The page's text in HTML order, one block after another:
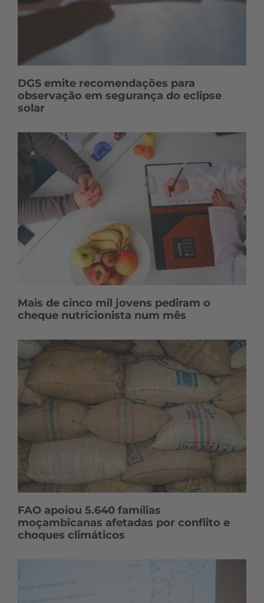
DGS emite recomendações para
observação em segurança do eclipse
solar
Mais de cinco mil jovens pediram o
cheque nutricionista num mês
FAO apoiou 5.640 famílias
moçambicanas afetadas por conflito e
choques climáticos